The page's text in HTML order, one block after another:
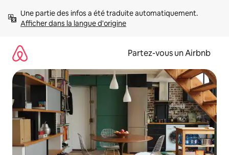
directement
Afficher dans la langue d'origine
Partez-vous un Airbnb